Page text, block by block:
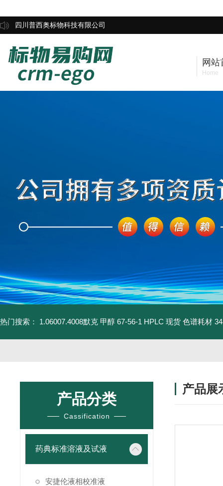
四川普西奥标物科技有限公司
网站
Home
热门搜索： 1.06007.4008默克 甲醇 67-56-1 HPLC 现货 色谱耗材
产品分类
Cassification
药典标准溶液及试液
安捷伦液相校准液
产品展